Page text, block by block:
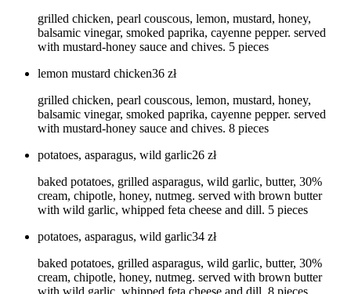
grilled chicken, pearl couscous, lemon, mustard, honey,
balsamic vinegar, smoked paprika, cayenne pepper. served
with mustard-honey sauce and chives. 5 pieces
lemon mustard chicken36 zł
grilled chicken, pearl couscous, lemon, mustard, honey,
balsamic vinegar, smoked paprika, cayenne pepper. served
with mustard-honey sauce and chives. 8 pieces
potatoes, asparagus, wild garlic26 zł
baked potatoes, grilled asparagus, wild garlic, butter, 30%
cream, chipotle, honey, nutmeg. served with brown butter
with wild garlic, whipped feta cheese and dill. 5 pieces
potatoes, asparagus, wild garlic34 zł
baked potatoes, grilled asparagus, wild garlic, butter, 30%
cream, chipotle, honey, nutmeg. served with brown butter
with wild garlic, whipped feta cheese and dill. 8 pieces